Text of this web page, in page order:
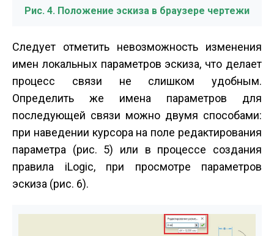
Рис. 4. Положение эскиза в браузере чертежи
Следует отметить невозможность изменения
имен локальных параметров эскиза, что делает
процесс связи не слишком удобным.
Определить же имена параметров для
последующей связи можно двумя способами:
при наведении курсора на поле редактирования
параметра (рис. 5) или в процессе создания
правила iLogic, при просмотре параметров
эскиза (рис. 6).